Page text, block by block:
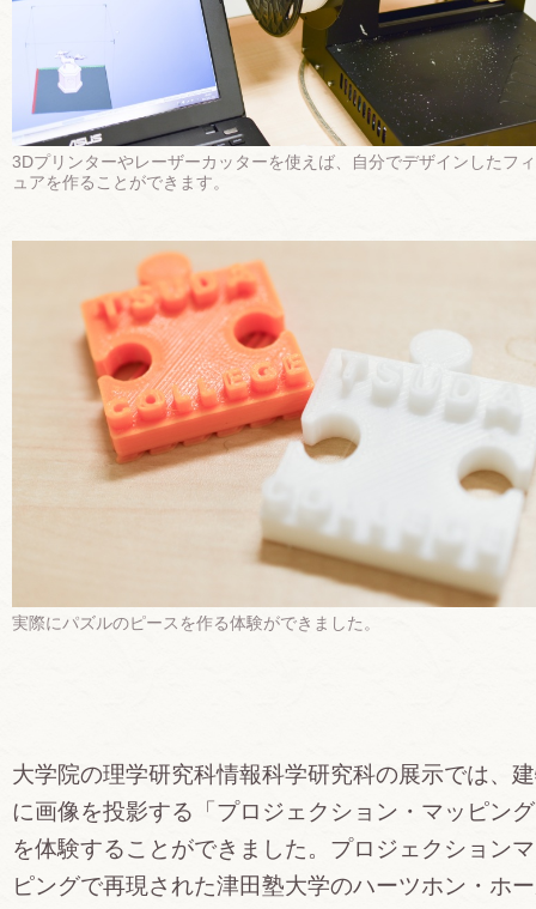
3Dプリンターやレーザーカッターを使えば、自分でデザインしたフ
ュアを作ることができます。
実際にパズルのピースを作る体験ができました。
大学院の理学研究科情報科学研究科の展示では、
に画像を投影する「プロジェクション・マッピン
を体験することができました。プロジェクション
ピングで再現された津田塾大学のハーツホン・ホ